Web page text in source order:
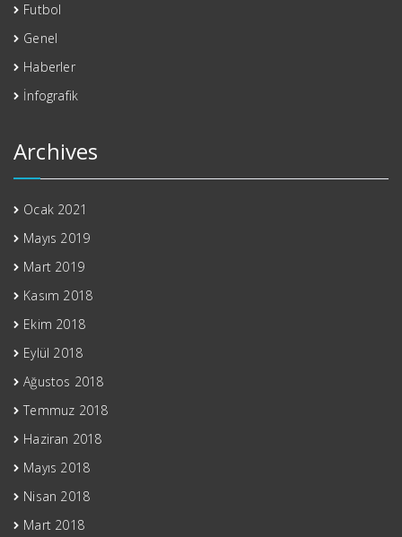
Futbol
Genel
Haberler
İnfografik
Archives
Ocak 2021
Mayıs 2019
Mart 2019
Kasım 2018
Ekim 2018
Eylül 2018
Ağustos 2018
Temmuz 2018
Haziran 2018
Mayıs 2018
Nisan 2018
Mart 2018